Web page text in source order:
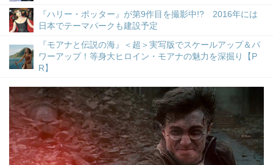
『ハリー・ポッター』が第9作目を撮影中!? 2016年には
日本でテーマパークも建設予定
『モアナと伝説の海』＜超＞実写版でスケールアップ＆パ
ワーアップ！等身大ヒロイン・モアナの魅力を深掘り【P
R】